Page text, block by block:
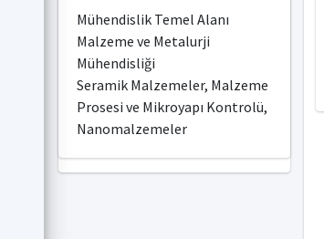
Mühendislik Temel Alanı
Malzeme ve Metalurji
Mühendisliği
Seramik Malzemeler, Malzeme
Prosesi ve Mikroyapı Kontrolü,
Nanomalzemeler